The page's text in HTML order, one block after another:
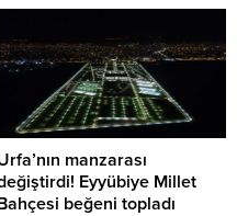
yeni yollar
hizmetine sunuldu.
manzarası
Eyyübiye Millet
beğeni topladı